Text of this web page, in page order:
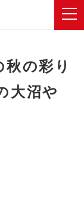
秋の彩り
大沼や